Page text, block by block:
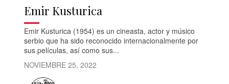
Emir Kusturica
Emir Kusturica (1954) es un cineasta, actor y músico
serbio que ha sido reconocido internacionalmente por
sus películas, así como sus...
NOVIEMBRE 25, 2022